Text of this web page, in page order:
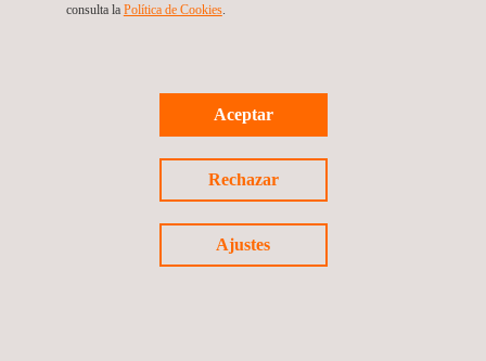
PRESENCIA INTERNACIONAL
consulta la Política de Cookies.
Aceptar
Rechazar
Ajustes